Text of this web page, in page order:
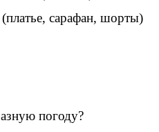
сарафан, шорты)
погоду?